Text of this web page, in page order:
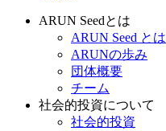
ARUN Seedとは
ARUN Seed とは
ARUNの歩み
団体概要
チーム
社会的投資について
社会的投資